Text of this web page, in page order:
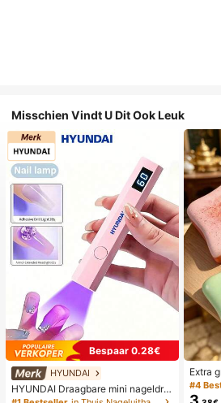
Misschien Vindt U Dit Ook Leuk
Bespaar 0.28€
HYUNDAI
HYUNDAI Draagbare mini nageldro
ger, oplaadbare handlamp UV/LED
Extra
d,
#4